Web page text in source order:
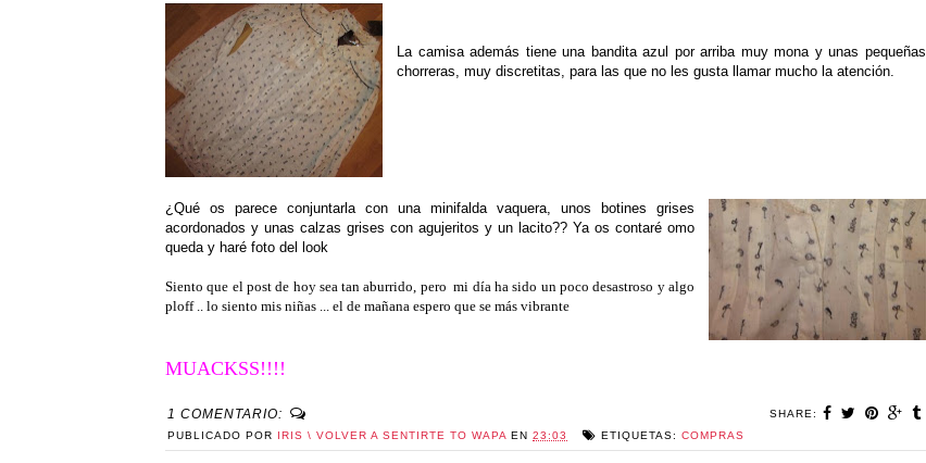
La camisa además tiene una bandita azul por arriba muy mona y unas pequeñas
chorreras, muy discretitas, para las que no les gusta llamar mucho la atención.
¿Qué os parece conjuntarla con una minifalda vaquera, unos botines grises
acordonados y unas calzas grises con agujeritos y un lacito?? Ya os contaré omo
queda y haré foto del look
Siento que el post de hoy sea tan aburrido, pero mi día ha sido un poco desastroso y algo
ploff .. lo siento mis niñas ... el de mañana espero que se más vibrante
MUACKSS!!!!
SHARE:
1 COMENTARIO:
PUBLICADO POR IRIS \ VOLVER A SENTIRTE TO WAPA EN 23:03 ETIQUETAS: COMPRAS